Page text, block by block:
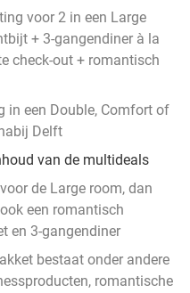
voor 2 in een Large
+ 3-gangendiner à la
check-out + romantisch
in een Double, Comfort of
Delft
van de multideals
de Large room, dan
een romantisch
en 3-gangendiner
bestaat onder andere
romantische